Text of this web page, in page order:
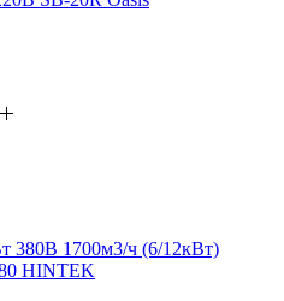
380В 1700м3/ч (6/12кВт)
HINTEK